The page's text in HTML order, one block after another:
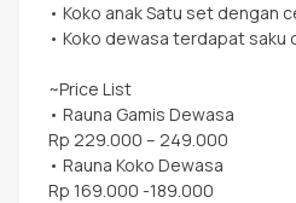
• Koko anak Satu set dengan
• Koko dewasa terdapat saku
~Price List
• Rauna Gamis Dewasa
Rp 229.000 – 249.000
• Rauna Koko Dewasa
Rp 169.000 -189.000